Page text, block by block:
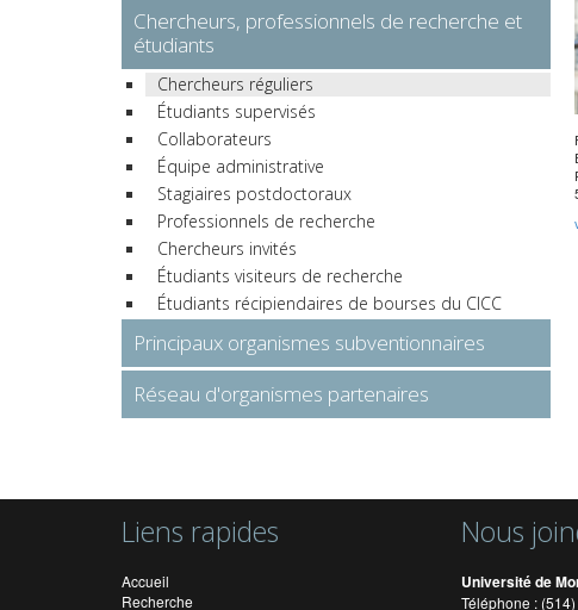
Chercheurs, professionnels de recherche et
étudiants
Chercheurs réguliers
Étudiants supervisés
Collaborateurs
Équipe administrative
Stagiaires postdoctoraux
Professionnels de recherche
Chercheurs invités
Étudiants visiteurs de recherche
Étudiants récipiendaires de bourses du CICC
Principaux organismes subventionnaires
Réseau d'organismes partenaires
Liens rapides
Accueil
Recherche
Nous
Université de
Téléphone :